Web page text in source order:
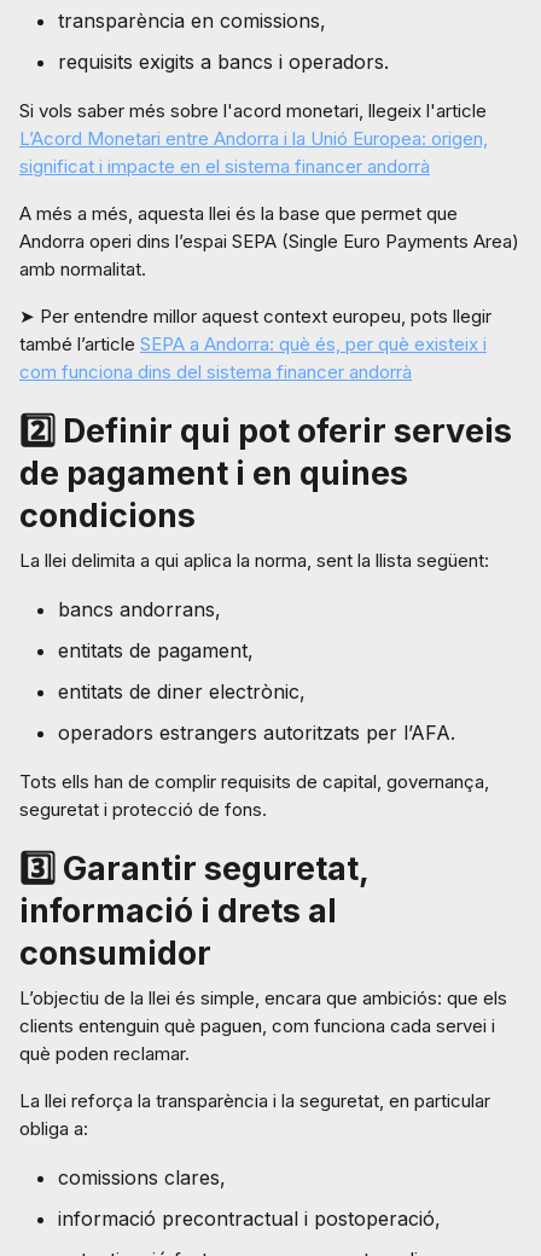
transparència en comissions,
requisits exigits a bancs i operadors.
Si vols saber més sobre l'acord monetari, llegeix l'article
L’Acord Monetari entre Andorra i la Unió Europea: origen,
significat i impacte en el sistema financer andorrà
A més a més, aquesta llei és la base que permet que
Andorra operi dins l’espai SEPA (Single Euro Payments Area)
amb normalitat.
➤ Per entendre millor aquest context europeu, pots llegir
també l’article SEPA a Andorra: què és, per què existeix i
com funciona dins del sistema financer andorrà
2️⃣ Definir qui pot oferir serveis
de pagament i en quines
condicions
La llei delimita a qui aplica la norma, sent la llista següent:
bancs andorrans,
entitats de pagament,
entitats de diner electrònic,
operadors estrangers autoritzats per l’AFA.
Tots ells han de complir requisits de capital, governança,
seguretat i protecció de fons.
3️⃣ Garantir seguretat,
informació i drets al
consumidor
L’objectiu de la llei és simple, encara que ambiciós: que els
clients entenguin què paguen, com funciona cada servei i
què poden reclamar.
La llei reforça la transparència i la seguretat, en particular
obliga a:
comissions clares,
informació precontractual i postoperació,